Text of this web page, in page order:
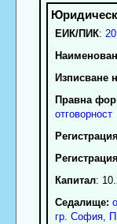
ЕИК/ПИК:
Изписване
Правна
отговорност
Регистрация
Капитал:
Седалище:
гр. София,